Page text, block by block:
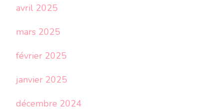
avril 2025
mars 2025
février 2025
janvier 2025
décembre 2024